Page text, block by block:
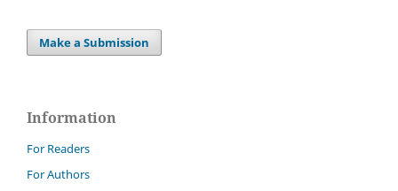
Make a Submission
Information
For Readers
For Authors